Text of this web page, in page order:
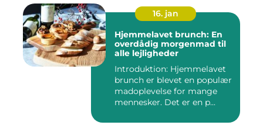
16. jan
Hjemmelavet brunch: En
overdådig morgenmad til
alle lejligheder
Introduktion: Hjemmelavet
brunch er blevet en populær
madoplevelse for mange
mennesker. Det er en p...